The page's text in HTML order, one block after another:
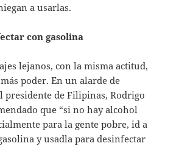
a usarlas.
con gasolina
lejanos, con la misma actitud,
poder. En un alarde de
presidente de Filipinas, Rodrigo
que “si no hay alcohol
para la gente pobre, id a
y usadla para desinfectar